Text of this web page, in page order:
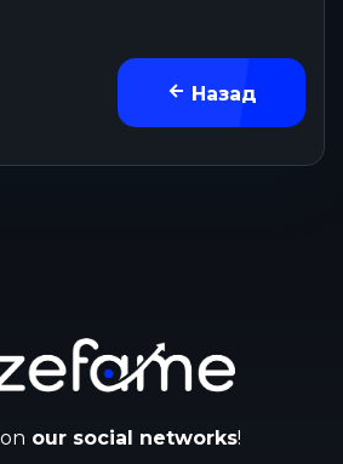
Назад
our social networks!